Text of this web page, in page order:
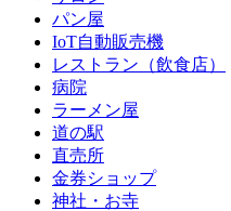
パン屋
IoT自動販売機
レストラン（飲食店）
病院
ラーメン屋
道の駅
直売所
金券ショップ
神社・お寺